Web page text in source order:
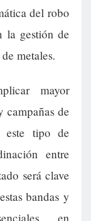
del robo
la gestión de
metales.
mayor
campañas de
este tipo de
entre
será clave
bandas y
en